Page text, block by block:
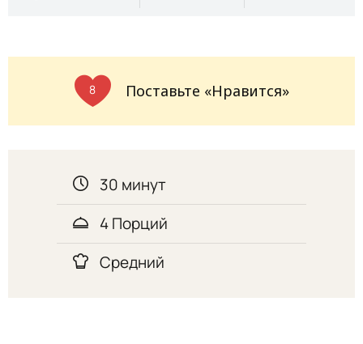
8 Поставьте «Нравится»
30 минут
4 Порций
Средний